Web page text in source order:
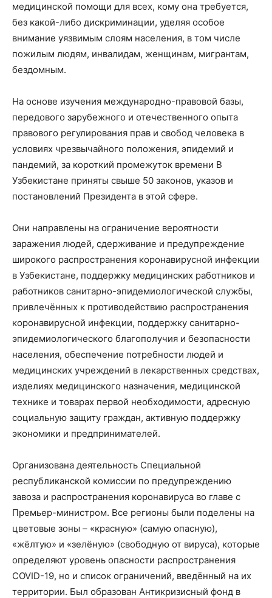
медицинской помощи для всех, кому она требуется,
без какой-либо дискриминации, уделяя особое
внимание уязвимым слоям населения, в том числе
пожилым людям, инвалидам, женщинам, мигрантам,
бездомным.
На основе изучения международно-правовой базы,
передового зарубежного и отечественного опыта
правового регулирования прав и свобод человека в
условиях чрезвычайного положения, эпидемий и
пандемий, за короткий промежуток времени В
Узбекистане приняты свыше 50 законов, указов и
постановлений Президента в этой сфере.
Они направлены на ограничение вероятности
заражения людей, сдерживание и предупреждение
широкого распространения коронавирусной инфекции
в Узбекистане, поддержку медицинских работников и
работников санитарно-эпидемиологической службы,
привлечённых к противодействию распространения
коронавирусной инфекции, поддержку санитарно-
эпидемиологического благополучия и безопасности
населения, обеспечение потребности людей и
медицинских учреждений в лекарственных средствах,
изделиях медицинского назначения, медицинской
технике и товарах первой необходимости, адресную
социальную защиту граждан, активную поддержку
экономики и предпринимателей.
Организована деятельность Специальной
республиканской комиссии по предупреждению
завоза и распространения коронавируса во главе с
Премьер-министром. Все регионы были поделены на
цветовые зоны – «красную» (самую опасную),
«жёлтую» и «зелёную» (свободную от вируса), которые
определяют уровень опасности распространения
COVID-19, но и список ограничений, введённый на их
территории. Был образован Антикризисный фонд в